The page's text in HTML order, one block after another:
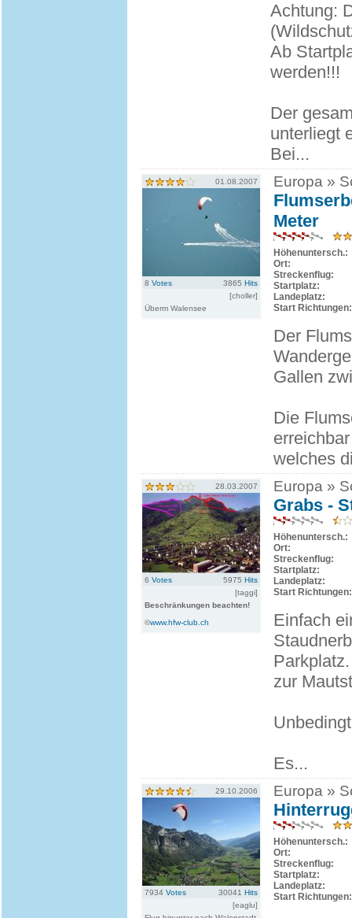
Achtung:
Ab
werden!!!
Der
unterliegt
Bei...
01.08.2007
8 Votes 3865 Hits
[choller]
Überm Walensee
Europa »
Meter
Höhenuntersch.:
Ort:
Streckenflug:
Startplatz:
Landeplatz:
Start Richtungen:
Der
Gallen
Die
welches
28.03.2007
6 Votes 5975 Hits
[taggi]
Beschränkungen beachten!
©www.hfw-club.ch
Europa »
Grabs -
Höhenuntersch.:
Ort:
Streckenflug:
Startplatz:
Landeplatz:
Start Richtungen:
Einfach
zur
Es...
29.10.2006
7934 Votes 30041 Hits
[eaglu]
Europa »
Höhenuntersch.:
Ort:
Streckenflug:
Startplatz:
Landeplatz:
Start Richtungen: